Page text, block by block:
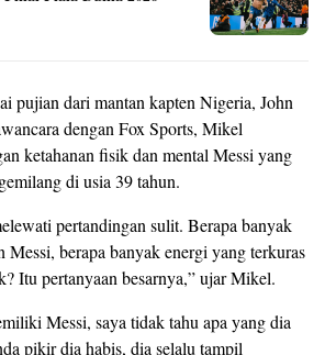
pujian dari mantan kapten Nigeria, John
dengan Fox Sports, Mikel
ketahanan fisik dan mental Messi yang
di usia 39 tahun.
pertandingan sulit. Berapa banyak
Messi, berapa banyak energi yang terkuras
Itu pertanyaan besarnya,” ujar Mikel.
Messi, saya tidak tahu apa yang dia
pikir dia habis, dia selalu tampil